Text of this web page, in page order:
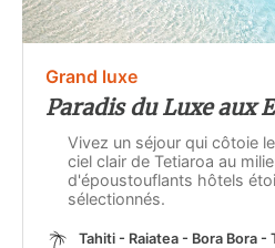
Grand luxe
Paradis du Luxe aux
Vivez un séjour qui côtoie
ciel clair de Tetiaroa au
d'époustouflants hôtels
sélectionnés.
Tahiti - Raiatea - Bora Bora -